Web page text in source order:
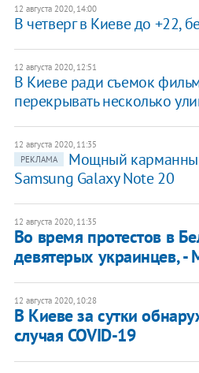
12 августа 2020, 14:00
В четверг в Киеве до +22,
12 августа 2020, 12:51
В Киеве ради съемок
перекрывать несколько
12 августа 2020, 11:35
РЕКЛАМА
Мощный
Samsung Galaxy Note 20
12 августа 2020, 11:35
Во время протестов в
девятерых украинцев,
12 августа 2020, 10:28
В Киеве за сутки
случая COVID-19